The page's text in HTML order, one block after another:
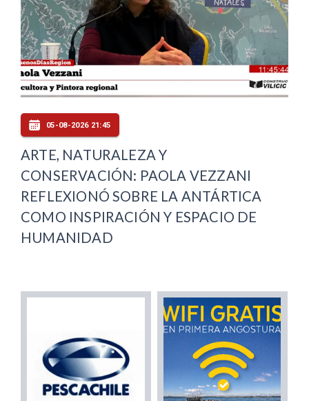
05-08-2026 21:45
ARTE, NATURALEZA Y
CONSERVACIÓN: PAOLA VEZZANI
REFLEXIONÓ SOBRE LA ANTÁRTICA
COMO INSPIRACIÓN Y ESPACIO DE
HUMANIDAD